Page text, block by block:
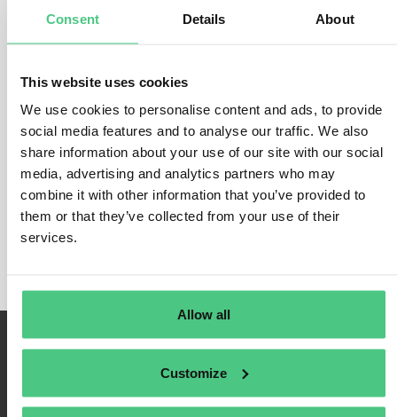
Consent Details About
This website uses cookies
We use cookies to personalise content and ads, to provide
social media features and to analyse our traffic. We also
share information about your use of our site with our social
media, advertising and analytics partners who may
combine it with other information that you’ve provided to
them or that they’ve collected from your use of their
services.
Allow all
Customize
Canales de denuncia de
irregularidades
En esta categoría, 1 Preguntas frecuentes relativas a
los canales de denuncia de irregularidades son
actualmente objeto de debate. Para afinar la
pertinencia de su solicitud, puede filtrar en cualquier
momento esta lista de resultados directamente
según una de las siguientes subcategorías: